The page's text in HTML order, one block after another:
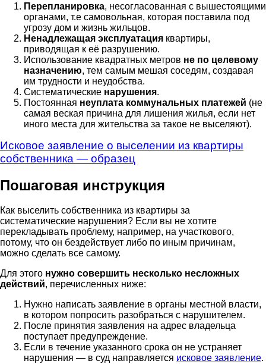
Перепланировка, несогласованная с вышестоящими
органами, т.е самовольная, которая поставила под
угрозу дом и жизнь жильцов.
Ненадлежащая эксплуатация квартиры,
приводящая к её разрушению.
Использование квадратных метров не по целевому
назначению, тем самым мешая соседям, создавая
им трудности и неудобства.
Систематические нарушения.
Постоянная неуплата коммунальных платежей (не
самая веская причина для лишения жилья, если нет
иного места для жительства за такое не выселяют).
Исковое заявление о выселении из квартиры
собственника — образец
Пошаговая инструкция
Как выселить собственника из квартиры за
систематические нарушения? Если вы не хотите
перекладывать проблему, например, на участкового,
потому, что он бездействует либо по иным причинам,
можно сделать все самому.
Для этого нужно совершить несколько несложных
действий, перечисленных ниже:
Нужно написать заявление в органы местной власти,
в котором попросить разобраться с нарушителем.
После принятия заявления на адрес владельца
поступает предупреждение.
Если в течение указанного срока он не устраняет
нарушения — в суд направляется исковое заявление.